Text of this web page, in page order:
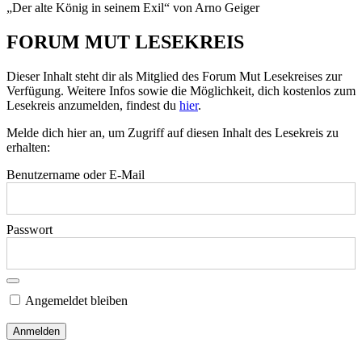
„Der alte König in seinem Exil“ von Arno Geiger
FORUM MUT LESEKREIS
Dieser Inhalt steht dir als Mitglied des Forum Mut Lesekreises zur
Verfügung. Weitere Infos sowie die Möglichkeit, dich kostenlos zum
Lesekreis anzumelden, findest du hier.
Melde dich hier an, um Zugriff auf diesen Inhalt des Lesekreis zu
erhalten:
Benutzername oder E-Mail
Passwort
Angemeldet bleiben